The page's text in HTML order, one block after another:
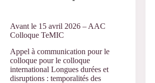
Avant le 15 avril 2026 – AAC
Colloque TeMIC
Appel à communication pour le
colloque pour le colloque
international Longues durées et
disruptions : temporalités des